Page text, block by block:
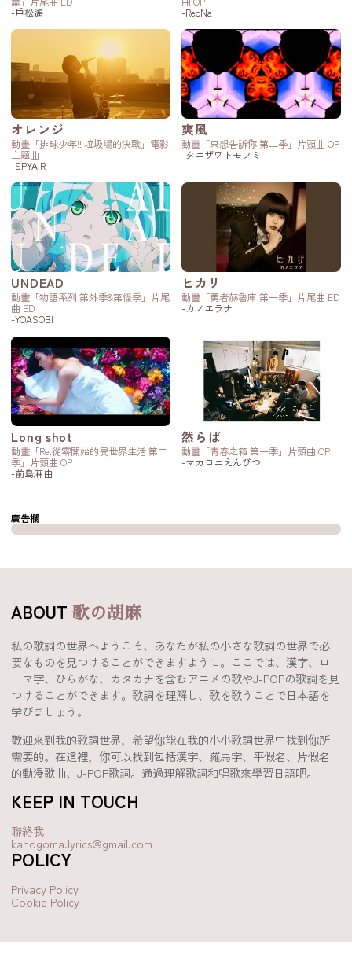
-戶松遙 -ReoNa
オレンジ
動畫「排球少年!! 垃圾場的決戰」電影
主題曲
-SPYAIR
爽風
動畫「只想告訴你 第二季」片頭曲 OP
-タニザワトモフミ
UNDEAD
動畫「物語系列 第外季&第怪季」片尾
曲 ED
-YOASOBI
ヒカリ
動畫「勇者赫魯庫 第一季」片尾曲 ED
-カノエラナ
Long shot
動畫「Re:從零開始的異世界生活 第二
季」片頭曲 OP
-前島麻由
然らば
動畫「青春之箱 第一季」片頭曲 OP
-マカロニえんぴつ
廣告欄
ABOUT歌の胡麻
私の歌詞の世界へようこそ、あなたが私の小さな歌詞の世界で必
要なものを見つけることができますように。ここでは、漢字、ロ
ーマ字、ひらがな、カタカナを含むアニメの歌やJ-POPの歌詞を見
つけることができます。歌詞を理解し、歌を歌うことで日本語を
学びましょう。
歡迎來到我的歌詞世界，希望你能在我的小小歌詞世界中找到你所
需要的。在這裡，你可以找到包括漢字、羅馬字、平假名、片假名
的動漫歌曲、J-POP歌詞。通過理解歌詞和唱歌來學習日語吧。
KEEP IN TOUCH
聯絡我
kanogoma.lyrics@gmail.com
POLICY
Privacy Policy
Cookie Policy